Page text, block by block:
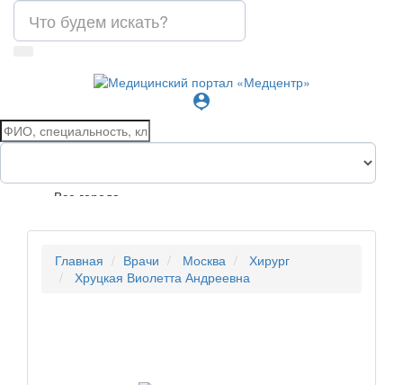
person_pin
Все города
Главная Врачи Москва
Хирург
Хруцкая Виолетта Андреевна